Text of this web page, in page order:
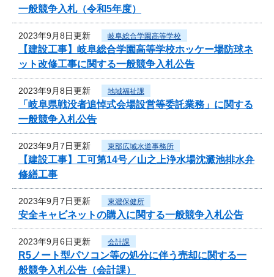
一般競争入札（令和5年度）
2023年9月8日更新 岐阜総合学園高等学校
【建設工事】岐阜総合学園高等学校ホッケー場防球ネ
ット改修工事に関する一般競争入札公告
2023年9月8日更新 地域福祉課
「岐阜県戦没者追悼式会場設営等委託業務」に関する
一般競争入札公告
2023年9月7日更新 東部広域水道事務所
【建設工事】工可第14号／山之上浄水場沈澱池排水弁
修繕工事
2023年9月7日更新 東濃保健所
安全キャビネットの購入に関する一般競争入札公告
2023年9月6日更新 会計課
R5ノート型パソコン等の処分に伴う売却に関する一
般競争入札公告（会計課）